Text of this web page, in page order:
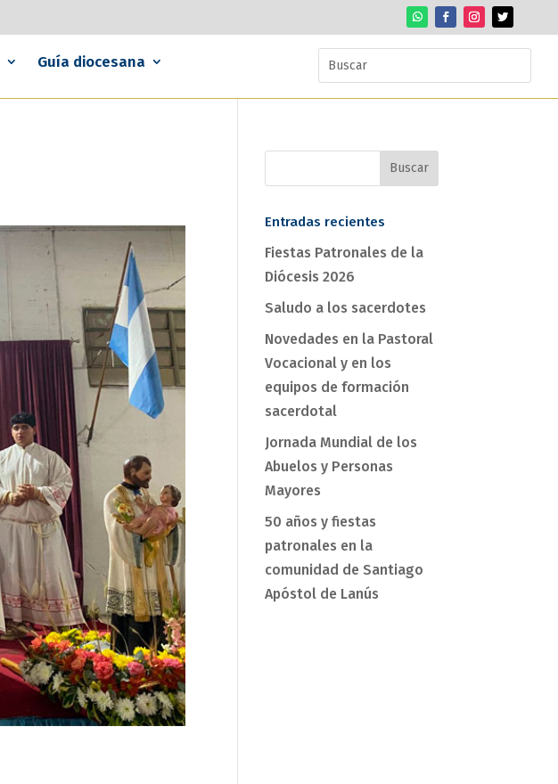
Guía diocesana
Entradas recientes
Fiestas Patronales de la
Diócesis 2026
Saludo a los sacerdotes
Novedades en la Pastoral
Vocacional y en los
equipos de formación
sacerdotal
Jornada Mundial de los
Abuelos y Personas
Mayores
50 años y fiestas
patronales en la
comunidad de Santiago
Apóstol de Lanús